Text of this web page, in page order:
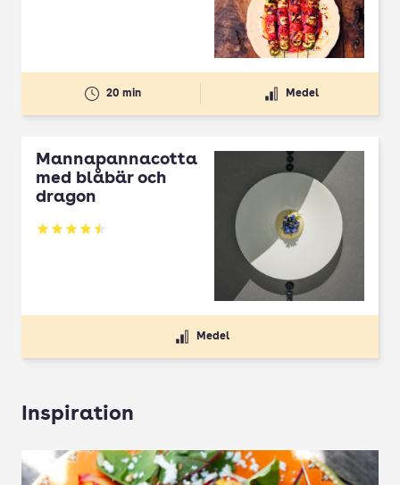
20 min Medel
Mannapannacotta
med blåbär och
dragon
Betyg: 4.5 av 5
Medel
Inspiration